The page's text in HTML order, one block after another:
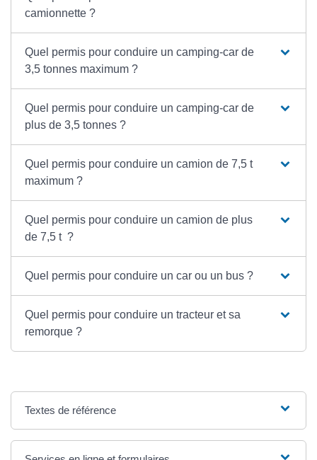
camionnette ?
Quel permis pour conduire un camping-car de
3,5 tonnes maximum ?
Quel permis pour conduire un camping-car de
plus de 3,5 tonnes ?
Quel permis pour conduire un camion de 7,5 t
maximum ?
Quel permis pour conduire un camion de plus
de 7,5 t ?
Quel permis pour conduire un car ou un bus ?
Quel permis pour conduire un tracteur et sa
remorque ?
Textes de référence